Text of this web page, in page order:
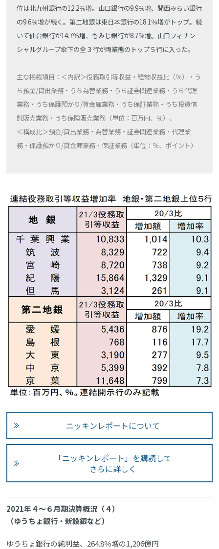
位は北九州銀行の12.2％増。山口銀行の9.9％増、関西みらい銀行
の9.6％増が続く。第二地銀は東日本銀行の18.1％増がトップ。続
いて仙台銀行が14.7％増、もみじ銀行が8.7％増。山口フィナン
シャルグループ傘下の全３行が両業態のトップ５行に入った。
主な掲載項目：＜内訳＞役務取引等収益・経常収益比（％）・う
ち預金/貸出業務・うち為替業務・うち証券関連業務・うち代理
業務・うち保護預かり/貸金庫業務・うち保証業務・うち投資信
託販売業務・うち保険販売業務（単位：百万円、％）、
＜構成比＞預金/貸出業務・為替業務・証券関連業務・代理業
務・保護預かり/貸金庫業務・保証業務（単位：％、ポイント）
ニッキンレポートについて
「ニッキンレポート」を購読して
さらに詳しく
2021年４～６月期決算概況（４）
（ゆうちょ銀行・新設銀など）
ゆうちょ銀行の純利益、264.8％増の1,206億円